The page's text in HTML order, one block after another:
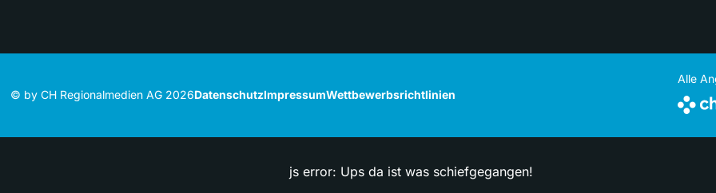
© by CH Regionalmedien AG 2026DatenschutzImpressumWettbewerbsrichtlinien
Alle
js error: Ups da ist was schiefgegangen!